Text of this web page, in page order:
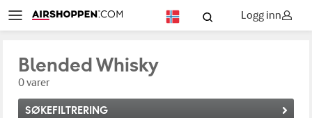
Logg inn
Blended Whisky
0 varer
SØKEFILTRERING